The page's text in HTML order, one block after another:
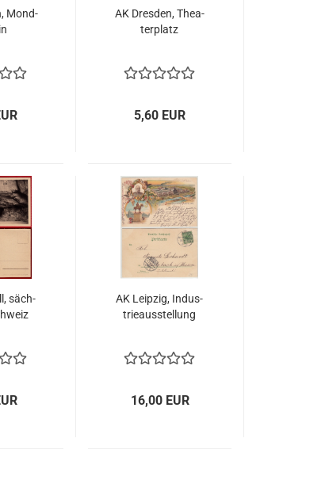
Mond­
AK Dres­den, Thea­
ter­platz
5,60 EUR
säch­
AK Leip­zig, In­dus­
trie­aus­stel­lung
16,00 EUR